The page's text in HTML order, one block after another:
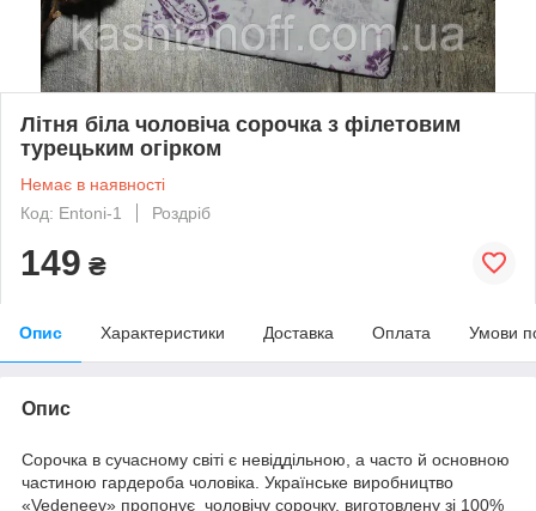
Літня біла чоловіча сорочка з філетовим
турецьким огірком
Немає в наявності
Код: Entoni-1
Роздріб
149 ₴
Опис Характеристики Доставка Оплата Умови
Опис
Сорочка в сучасному світі є невіддільною, а часто й основною
частиною гардероба чоловіка. Українське виробництво
«Vedeneev» пропонує чоловічу сорочку, виготовлену зі 100%